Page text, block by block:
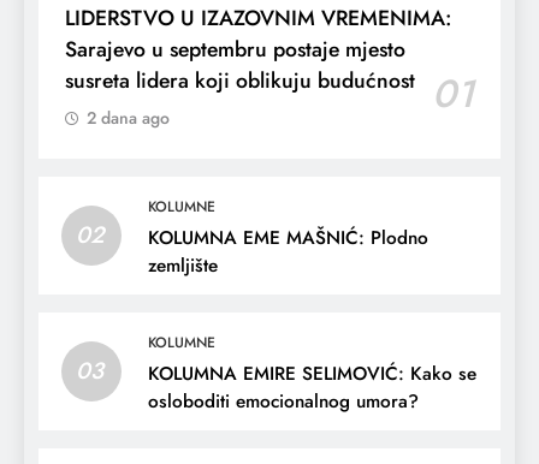
LIDERSTVO U IZAZOVNIM VREMENIMA:
Sarajevo u septembru postaje mjesto
susreta lidera koji oblikuju budućnost
01
2 dana ago
02
KOLUMNE
KOLUMNA EME MAŠNIĆ: Plodno
zemljište
03
KOLUMNE
KOLUMNA EMIRE SELIMOVIĆ: Kako se
osloboditi emocionalnog umora?